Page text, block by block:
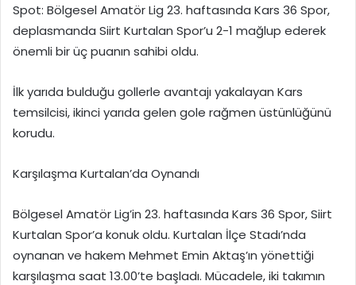
Spot: Bölgesel Amatör Lig 23. haftasında Kars 36 Spor,
deplasmanda Siirt Kurtalan Spor’u 2-1 mağlup ederek
önemli bir üç puanın sahibi oldu.
İlk yarıda bulduğu gollerle avantajı yakalayan Kars
temsilcisi, ikinci yarıda gelen gole rağmen üstünlüğünü
korudu.
Karşılaşma Kurtalan’da Oynandı
Bölgesel Amatör Lig’in 23. haftasında Kars 36 Spor, Siirt
Kurtalan Spor’a konuk oldu. Kurtalan İlçe Stadı’nda
oynanan ve hakem Mehmet Emin Aktaş’ın yönettiği
karşılaşma saat 13.00’te başladı. Mücadele, iki takımın